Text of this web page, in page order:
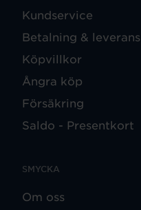
Kundservice
Betalning & leverans
Köpvillkor
Ångra köp
Försäkring
Saldo - Presentkort
SMYCKA
Om oss